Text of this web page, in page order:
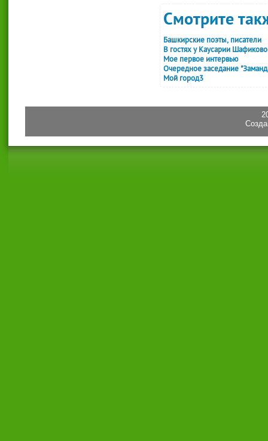
Смотрите
Башкирские поэты, писатели
В гостях у Каусарии
Мое первое интервью
Очередное заседание
Мой город3